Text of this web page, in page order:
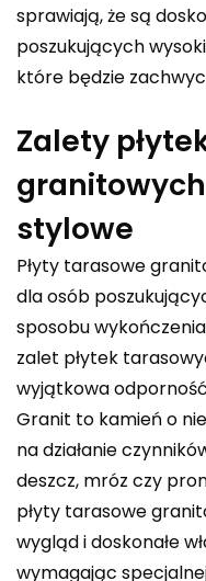
sprawiają, że są
poszukujących
które będzie
Zalety
stylowe
Płyty tarasowe
dla osób
sposobu
zalet płytek
wyjątkowa
Granit to kamień o
na działanie
deszcz, mróz czy
płyty tarasowe
wygląd i doskonałe
wymagając